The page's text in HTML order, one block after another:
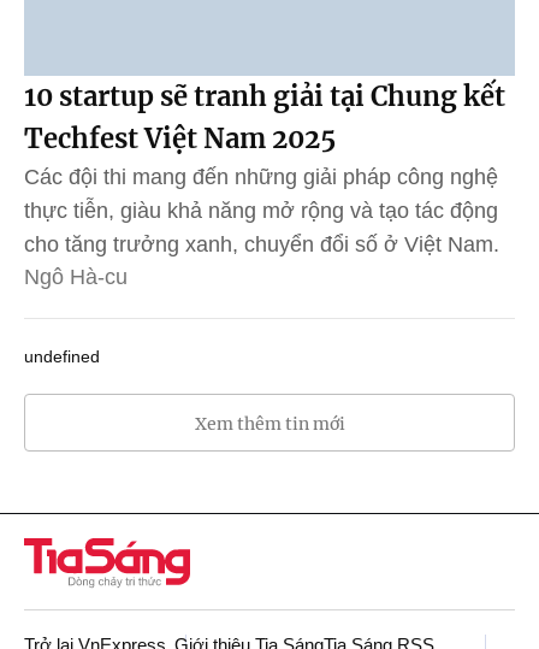
10 startup sẽ tranh giải tại Chung kết
Techfest Việt Nam 2025
Các đội thi mang đến những giải pháp công nghệ
thực tiễn, giàu khả năng mở rộng và tạo tác động
cho tăng trưởng xanh, chuyển đổi số ở Việt Nam.
Ngô Hà-cu
undefined
Xem thêm tin mới
Trở lại VnExpress Giới thiệu Tia SángTia Sáng RSS